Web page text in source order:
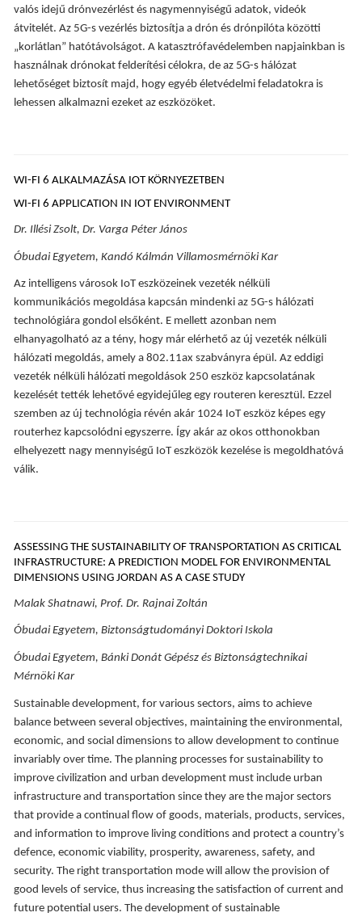
valós idejű drónvezérlést és nagymennyiségű adatok, videók
átvitelét. Az 5G-s vezérlés biztosítja a drón és drónpilóta közötti
„korlátlan” hatótávolságot. A katasztrófavédelemben napjainkban is
használnak drónokat felderítési célokra, de az 5G-s hálózat
lehetőséget biztosít majd, hogy egyéb életvédelmi feladatokra is
lehessen alkalmazni ezeket az eszközöket.
WI-FI 6 ALKALMAZÁSA IOT KÖRNYEZETBEN
WI-FI 6 APPLICATION IN IOT ENVIRONMENT
Dr. Illési Zsolt, Dr. Varga Péter János
Óbudai Egyetem, Kandó Kálmán Villamosmérnöki Kar
Az intelligens városok IoT eszközeinek vezeték nélküli
kommunikációs megoldása kapcsán mindenki az 5G-s hálózati
technológiára gondol elsőként. E mellett azonban nem
elhanyagolható az a tény, hogy már elérhető az új vezeték nélküli
hálózati megoldás, amely a 802.11ax szabványra épül. Az eddigi
vezeték nélküli hálózati megoldások 250 eszköz kapcsolatának
kezelését tették lehetővé egyidejűleg egy routeren keresztül. Ezzel
szemben az új technológia révén akár 1024 IoT eszköz képes egy
routerhez kapcsolódni egyszerre. Így akár az okos otthonokban
elhelyezett nagy mennyiségű IoT eszközök kezelése is megoldhatóvá
válik.
ASSESSING THE SUSTAINABILITY OF TRANSPORTATION AS CRITICAL
INFRASTRUCTURE: A PREDICTION MODEL FOR ENVIRONMENTAL
DIMENSIONS USING JORDAN AS A CASE STUDY
Malak Shatnawi, Prof. Dr. Rajnai Zoltán
Óbudai Egyetem, Biztonságtudományi Doktori Iskola
Óbudai Egyetem, Bánki Donát Gépész és Biztonságtechnikai
Mérnöki Kar
Sustainable development, for various sectors, aims to achieve
balance between several objectives, maintaining the environmental,
economic, and social dimensions to allow development to continue
invariably over time. The planning processes for sustainability to
improve civilization and urban development must include urban
infrastructure and transportation since they are the major sectors
that provide a continual flow of goods, materials, products, services,
and information to improve living conditions and protect a country’s
defence, economic viability, prosperity, awareness, safety, and
security. The right transportation mode will allow the provision of
good levels of service, thus increasing the satisfaction of current and
future potential users. The development of sustainable